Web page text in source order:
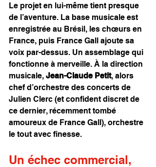
Le projet en lui-même tient presque
de l’aventure. La base musicale est
enregistrée au Brésil, les chœurs en
France, puis France Gall ajoute sa
voix par-dessus. Un assemblage qui
fonctionne à merveille. À la direction
musicale, Jean-Claude Petit, alors
chef d’orchestre des concerts de
Julien Clerc (et confident discret de
ce dernier, récemment tombé
amoureux de France Gall), orchestre
le tout avec finesse.
Un échec commercial,